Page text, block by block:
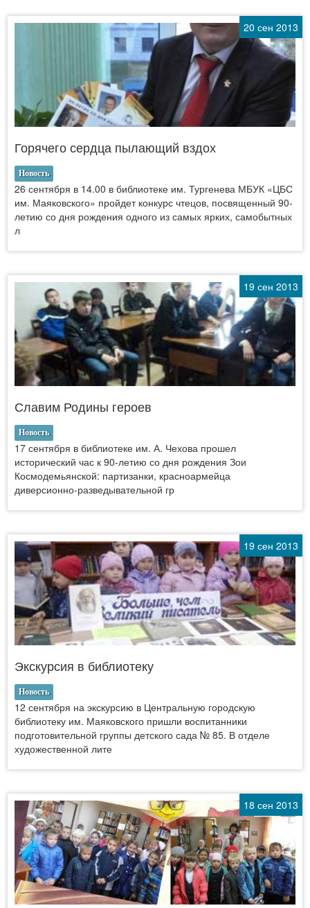
20 сен 2013
Горячего сердца пылающий вздох
Новость
26 сентября в 14.00 в библиотеке им. Тургенева МБУК «ЦБС
им. Маяковского» пройдет конкурс чтецов, посвященный 90-
летию со дня рождения одного из самых ярких, самобытных
л
19 сен 2013
Славим Родины героев
Новость
17 сентября в библиотеке им. А. Чехова прошел
исторический час к 90-летию со дня рождения Зои
Космодемьянской: партизанки, красноармейца
диверсионно-разведывательной гр
19 сен 2013
Экскурсия в библиотеку
Новость
12 сентября на экскурсию в Центральную городскую
библиотеку им. Маяковского пришли воспитанники
подготовительной группы детского сада № 85. В отделе
художественной лите
18 сен 2013